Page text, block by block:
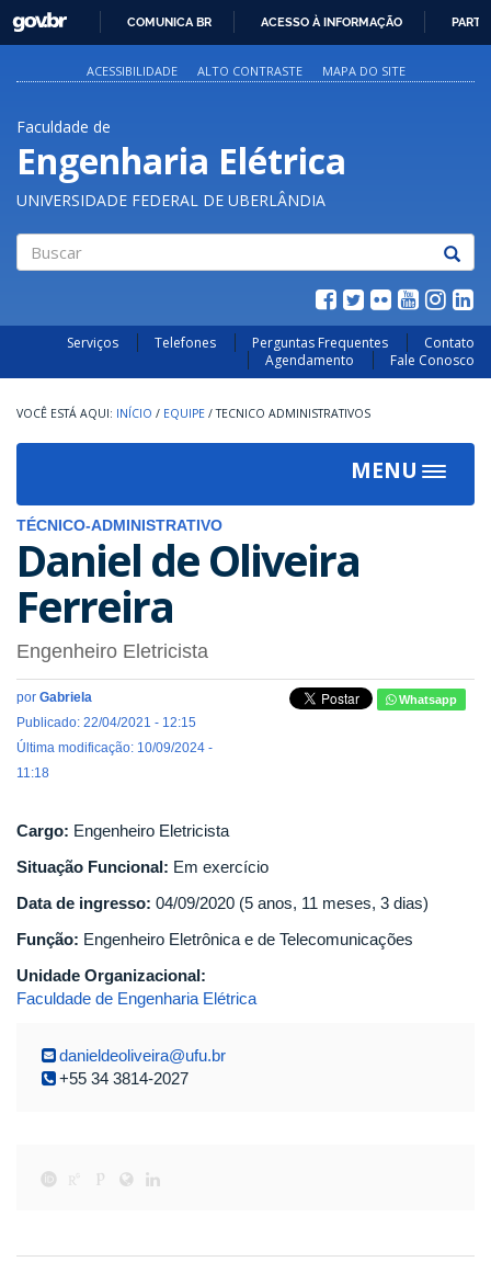
PARA
O
GOVBR
COMUNICA BR ACESSO À INFORMAÇÃO
ACESSIBILIDADE ALTO CONTRASTE MAPA DO SITE
Faculdade de
Engenharia Elétrica
UNIVERSIDADE FEDERAL DE UBERLÂNDIA
Serviços Telefones Perguntas Frequentes
Contato
Agendamento
Fale Conosco
INÍCIO / EQUIPE / TECNICO ADMINISTRATIVOS
MENU
Toggle
TÉCNICO-ADMINISTRATIVO
Daniel de Oliveira
Ferreira
Engenheiro Eletricista
por Gabriela
Publicado: 22/04/2021 - 12:15
Última modificação: 10/09/2024 -
11:18
Whatsapp
Cargo: Engenheiro Eletricista
Situação Funcional: Em exercício
Data de ingresso: 04/09/2020 (5 anos, 11 meses, 3 dias)
Função: Engenheiro Eletrônica e de Telecomunicações
Unidade Organizacional:
Faculdade de Engenharia Elétrica
danieldeoliveira@ufu.br
+55 34 3814-2027